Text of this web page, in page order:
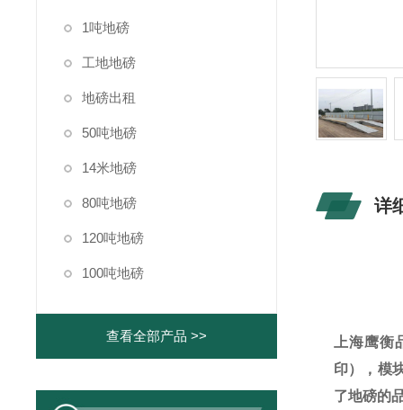
1吨地磅
工地地磅
地磅出租
50吨地磅
14米地磅
80吨地磅
120吨地磅
100吨地磅
查看全部产品 >>
详
上海鹰
印），模
了地磅的